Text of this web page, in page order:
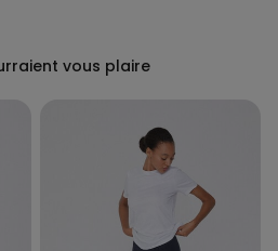
vous plaire